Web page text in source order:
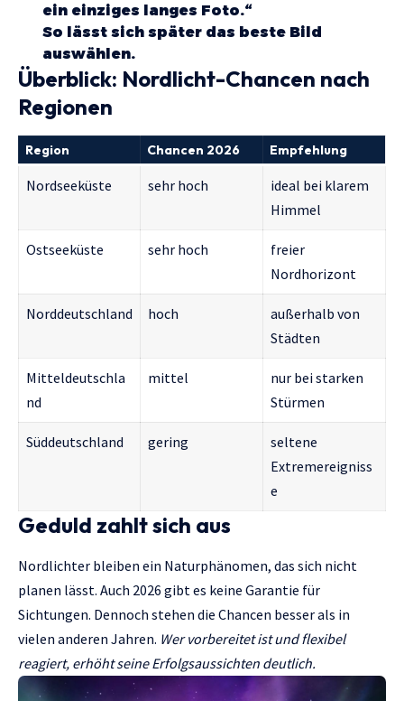
ein einziges langes Foto.“
So lässt sich später das beste Bild
auswählen.
Überblick: Nordlicht-Chancen nach
Regionen
Region Chancen 2026 Empfehlung
Nordseeküste sehr hoch
ideal bei klarem
Himmel
Ostseeküste sehr hoch
freier
Nordhorizont
Norddeutschland hoch
außerhalb von
Städten
Mitteldeutschla
nd
mittel
nur bei starken
Stürmen
Süddeutschland gering
seltene
Extremereigniss
e
Geduld zahlt sich aus
Nordlichter bleiben ein Naturphänomen, das sich nicht
planen lässt. Auch 2026 gibt es keine Garantie für
Sichtungen. Dennoch stehen die Chancen besser als in
vielen anderen Jahren. Wer vorbereitet ist und flexibel
reagiert, erhöht seine Erfolgsaussichten deutlich.